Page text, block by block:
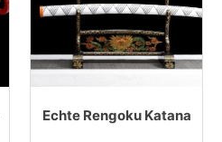
Echte Rengoku Katana